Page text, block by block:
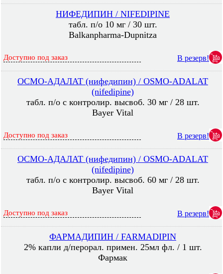
НИФЕДИПИН / NIFEDIPINE
табл. п/о 10 мг / 30 шт.
Balkanpharma-Dupnitza
Доступно под заказ В резерв!
ОСМО-АДАЛАТ (нифедипин) / OSMO-ADALAT
(nifedipine)
табл. п/о с контролир. высвоб. 30 мг / 28 шт.
Bayer Vital
Доступно под заказ В резерв!
ОСМО-АДАЛАТ (нифедипин) / OSMO-ADALAT
(nifedipine)
табл. п/о с контролир. высвоб. 60 мг / 28 шт.
Bayer Vital
Доступно под заказ В резерв!
ФАРМАДИПИН / FARMADIPIN
2% капли д/перорал. примен. 25мл фл. / 1 шт.
Фармак